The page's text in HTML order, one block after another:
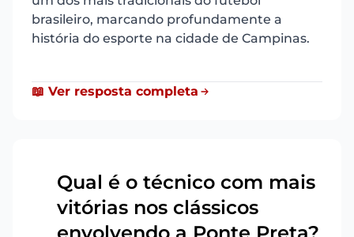
brasileiro, marcando profundamente a
história do esporte na cidade de Campinas.
📖 Ver resposta completa
Qual é o técnico com mais
vitórias nos clássicos